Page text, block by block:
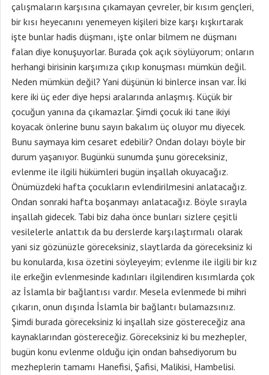
çalışmaların karşısına çıkamayan çevreler, bir kısım gençleri,
bir kısı heyecanını yenemeyen kişileri bize karşı kışkırtarak
işte bunlar hadis düşmanı, işte onlar bilmem ne düşmanı
falan diye konuşuyorlar. Burada çok açık söylüyorum; onların
herhangi birisinin karşımıza çıkıp konuşması mümkün değil.
Neden mümkün değil? Yani düşünün ki binlerce insan var. İki
kere iki üç eder diye hepsi aralarında anlaşmış. Küçük bir
çocuğun yanına da çıkamazlar. Şimdi çocuk iki tane ikiyi
koyacak önlerine bunu sayın bakalım üç oluyor mu diyecek.
Bunu saymaya kim cesaret edebilir? Ondan dolayı böyle bir
durum yaşanıyor. Bugünkü sunumda şunu göreceksiniz,
evlenme ile ilgili hükümleri bugün inşallah okuyacağız.
Önümüzdeki hafta çocukların evlendirilmesini anlatacağız.
Ondan sonraki hafta boşanmayı anlatacağız. Böyle sırayla
inşallah gidecek. Tabi biz daha önce bunları sizlere çeşitli
vesilelerle anlattık da bu derslerde karşılaştırmalı olarak
yani siz gözünüzle göreceksiniz, slaytlarda da göreceksiniz ki
bu konularda, kısa özetini söyleyeyim; evlenme ile ilgili bir kız
ile erkeğin evlenmesinde kadınları ilgilendiren kısımlarda çok
az İslamla bir bağlantısı vardır. Mesela evlenmede bi mihri
çıkarın, onun dışında İslamla bir bağlantı bulamazsınız.
Şimdi burada göreceksiniz ki inşallah size göstereceğiz ana
kaynaklarından göstereceğiz. Göreceksiniz ki bu mezhepler,
bugün konu evlenme olduğu için ondan bahsediyorum bu
mezheplerin tamamı Hanefisi, Şafisi, Malikisi, Hambelisi.